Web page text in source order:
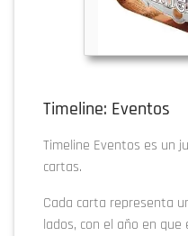
Timeline: Eventos
Timeline Eventos es un
cartas.
Cada carta representa
lados, con el año en